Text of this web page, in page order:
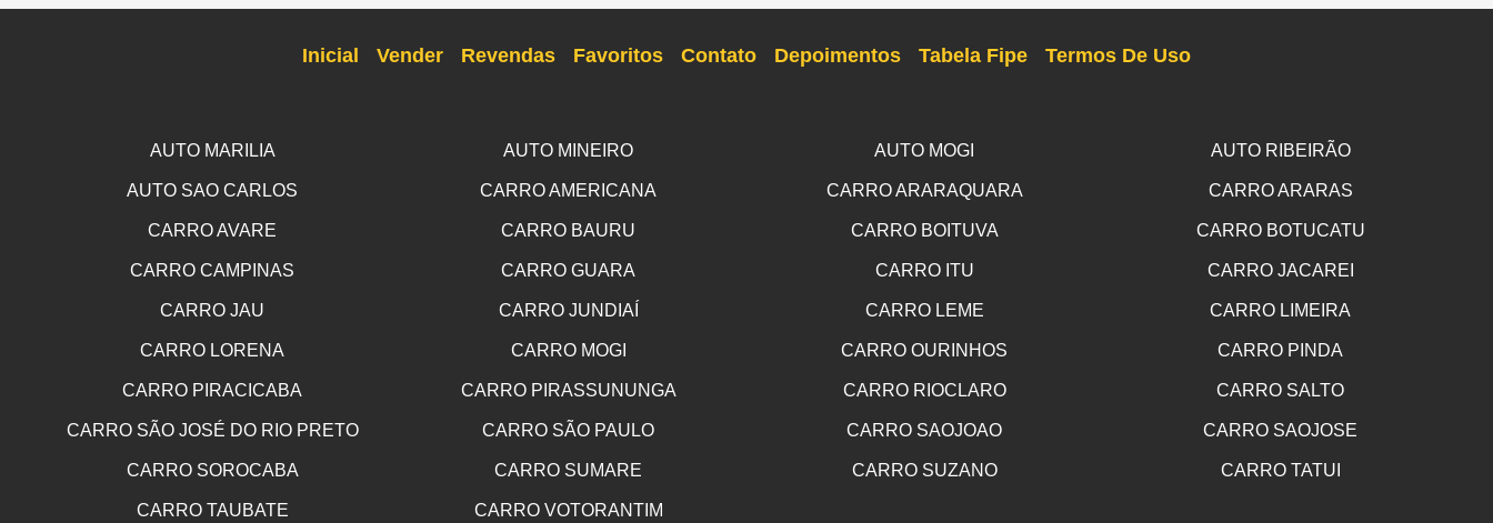
Inicial Vender Revendas Favoritos Contato Depoimentos Tabela Fipe Termos De Uso
AUTO MARILIA AUTO MINEIRO AUTO MOGI AUTO RIBEIRÃO
AUTO SAO CARLOS CARRO AMERICANA CARRO ARARAQUARA CARRO ARARAS
CARRO AVARE CARRO BAURU CARRO BOITUVA CARRO BOTUCATU
CARRO CAMPINAS CARRO GUARA CARRO ITU CARRO JACAREI
CARRO JAU CARRO JUNDIAÍ CARRO LEME CARRO LIMEIRA
CARRO LORENA CARRO MOGI CARRO OURINHOS CARRO PINDA
CARRO PIRACICABA CARRO PIRASSUNUNGA CARRO RIOCLARO CARRO SALTO
CARRO SÃO JOSÉ DO RIO PRETO CARRO SÃO PAULO CARRO SAOJOAO CARRO SAOJOSE
CARRO SOROCABA CARRO SUMARE CARRO SUZANO CARRO TATUI
CARRO TAUBATE CARRO VOTORANTIM